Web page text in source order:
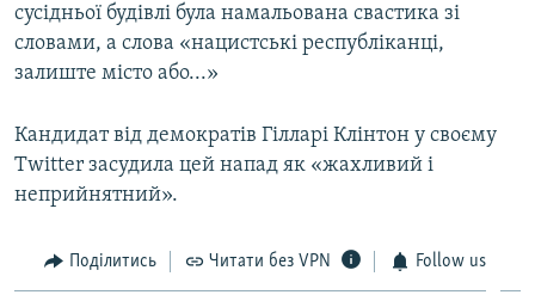
сусідньої будівлі була намальована свастика зі
словами, а слова «нацистські республіканці,
залиште місто або...»
Кандидат від демократів Гілларі Клінтон у своєму
Twitter засудила цей напад як «жахливий і
неприйнятний».
Поділитись Читати без VPN Follow us